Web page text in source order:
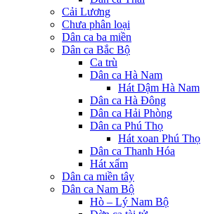
Cải Lương
Chưa phân loại
Dân ca ba miền
Dân ca Bắc Bộ
Ca trù
Dân ca Hà Nam
Hát Dậm Hà Nam
Dân ca Hà Đông
Dân ca Hải Phòng
Dân ca Phú Thọ
Hát xoan Phú Thọ
Dân ca Thanh Hóa
Hát xẩm
Dân ca miền tây
Dân ca Nam Bộ
Hò – Lý Nam Bộ